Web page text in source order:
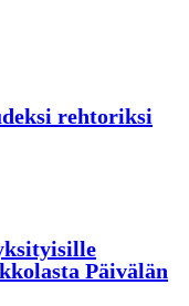
rehtoriksi
Päivälän